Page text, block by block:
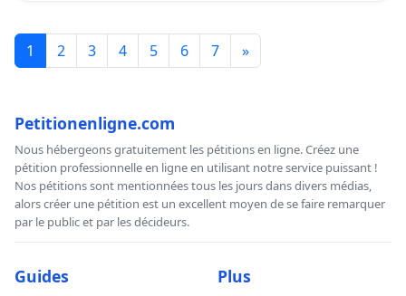
1 2 3 4 5 6 7 »
Petitionenligne.com
Nous hébergeons gratuitement les pétitions en ligne. Créez une
pétition professionnelle en ligne en utilisant notre service puissant !
Nos pétitions sont mentionnées tous les jours dans divers médias,
alors créer une pétition est un excellent moyen de se faire remarquer
par le public et par les décideurs.
Guides Plus